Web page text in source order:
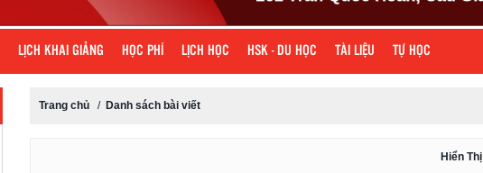
LỊCH KHAI GIẢNG HỌC PHÍ LỊCH HỌC HSK - DU HỌC TÀI LIỆU TỰ HỌC
Trang chủ/ Danh sách bài viết
Hiển Thị